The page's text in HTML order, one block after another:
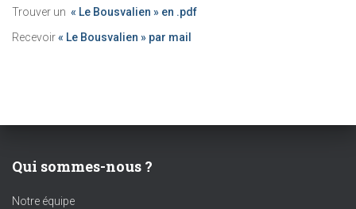
Trouver un « Le Bousvalien » en .pdf
Recevoir« Le Bousvalien » par mail
Qui sommes-nous ?
Notre équipe